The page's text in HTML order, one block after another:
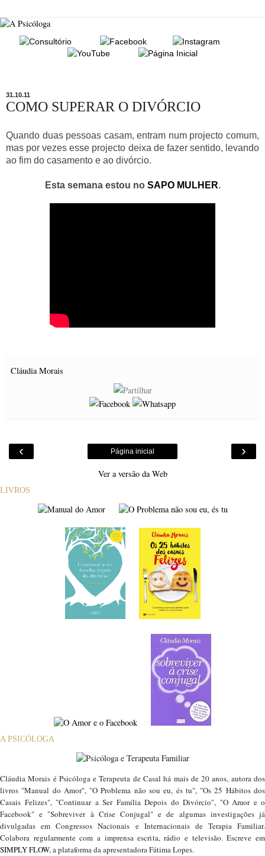
31.10.11
COMO SUPERAR O DIVÓRCIO
Quando duas pessoas casam, entram num projecto comum,
mas por vezes esse projecto deixa de fazer sentido, levando
ao fim do casamento e ao divórcio.
Esta semana estou no SAPO MULHER.
Cláudia Morais
‹ ›
Página inicial
Ver a versão da Web
LIVROS
A PSICÓLOGA
Cláudia Morais é Psicóloga e Terapeuta de Casal há mais de 20 anos, autora dos
livros "Manual do Amor", "O Problema não sou eu, és tu", "Os 25 Hábitos dos
Casais Felizes", "Continuar a Ser Família Depois do Divórcio", "O Amor e o
Facebook" e "Sobreviver à Crise Conjugal" e de algumas investigações já
divulgadas em Congressos Nacionais e Internacionais de Terapia Familiar.
Colabora regularmente com a imprensa escrita, rádio e televisão. Escreve em
SIMPLY FLOW, a plataforma da apresentadora Fátima Lopes.